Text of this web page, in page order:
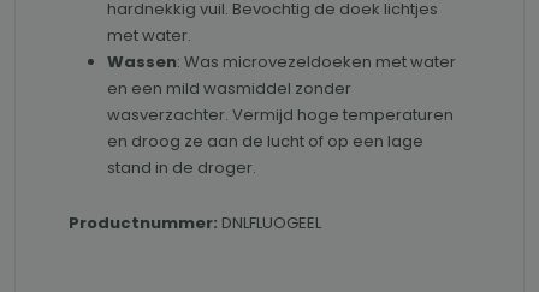
hardnekkig vuil. Bevochtig de doek lichtjes
met water.
Wassen: Was microvezeldoeken met water
en een mild wasmiddel zonder
wasverzachter. Vermijd hoge temperaturen
en droog ze aan de lucht of op een lage
stand in de droger.
Productnummer: DNLFLUOGEEL